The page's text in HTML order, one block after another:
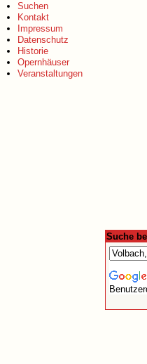
Suchen
Kontakt
Impressum
Datenschutz
Historie
Opernhäuser
Veranstaltungen
Suche